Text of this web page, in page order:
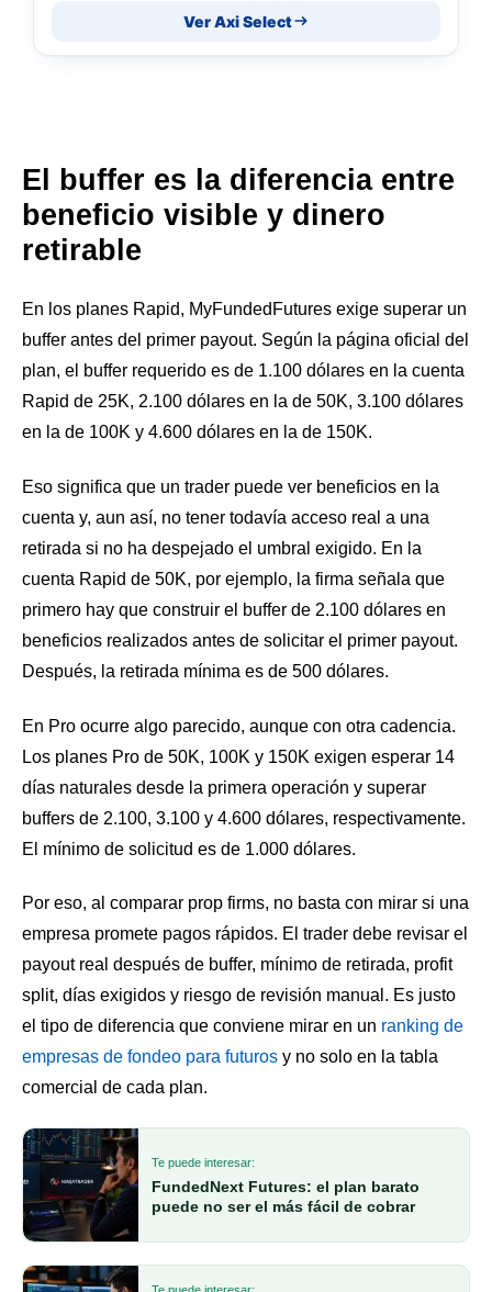
Ver Axi Select
El buffer es la diferencia entre
beneficio visible y dinero
retirable
En los planes Rapid, MyFundedFutures exige superar un
buffer antes del primer payout. Según la página oficial del
plan, el buffer requerido es de 1.100 dólares en la cuenta
Rapid de 25K, 2.100 dólares en la de 50K, 3.100 dólares
en la de 100K y 4.600 dólares en la de 150K.
Eso significa que un trader puede ver beneficios en la
cuenta y, aun así, no tener todavía acceso real a una
retirada si no ha despejado el umbral exigido. En la
cuenta Rapid de 50K, por ejemplo, la firma señala que
primero hay que construir el buffer de 2.100 dólares en
beneficios realizados antes de solicitar el primer payout.
Después, la retirada mínima es de 500 dólares.
En Pro ocurre algo parecido, aunque con otra cadencia.
Los planes Pro de 50K, 100K y 150K exigen esperar 14
días naturales desde la primera operación y superar
buffers de 2.100, 3.100 y 4.600 dólares, respectivamente.
El mínimo de solicitud es de 1.000 dólares.
Por eso, al comparar prop firms, no basta con mirar si una
empresa promete pagos rápidos. El trader debe revisar el
payout real después de buffer, mínimo de retirada, profit
split, días exigidos y riesgo de revisión manual. Es justo
el tipo de diferencia que conviene mirar en un ranking de
empresas de fondeo para futuros y no solo en la tabla
comercial de cada plan.
Te puede interesar:
FundedNext Futures: el plan barato
puede no ser el más fácil de cobrar